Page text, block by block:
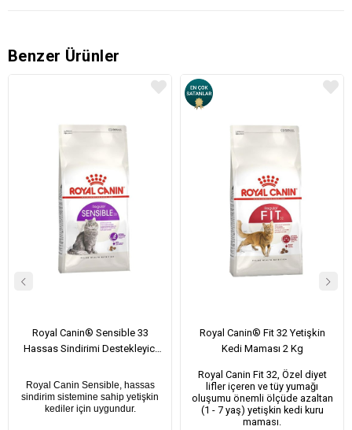
Benzer Ürünler
Royal Canin® Sensible 33
Hassas Sindirimi Destekleyici
Royal Canin Sensible, hassas
sindirim sistemine sahip yetişkin
kediler için uygundur.
Royal Canin® Fit 32 Yetişkin
Kedi Maması 2 Kg
Royal Canin Fit 32, Özel diyet
lifler içeren ve tüy yumağı
oluşumu önemli ölçüde azaltan
(1 - 7 yaş) yetişkin kedi kuru
maması.